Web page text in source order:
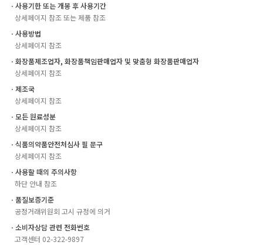
ㆍ사용기한 또는 개봉 후 사용기간
상세페이지 참조 또는 제품 참조
ㆍ사용방법
상세페이지 참조
ㆍ화장품제조업자, 화장품책임판매업자 및 맞춤형 화장품판매업자
상세페이지 참조
ㆍ제조국
상세페이지 참조
ㆍ모든 원료성분
상세페이지 참조
ㆍ식품의약품안전처심사 필 문구
상세페이지 참조
ㆍ사용할 때의 주의사항
하단 안내 참조
ㆍ품질보증기준
공정거래위원회 고시 규정에 의거
ㆍ소비자상담 관련 전화번호
고객센터 02-322-9897